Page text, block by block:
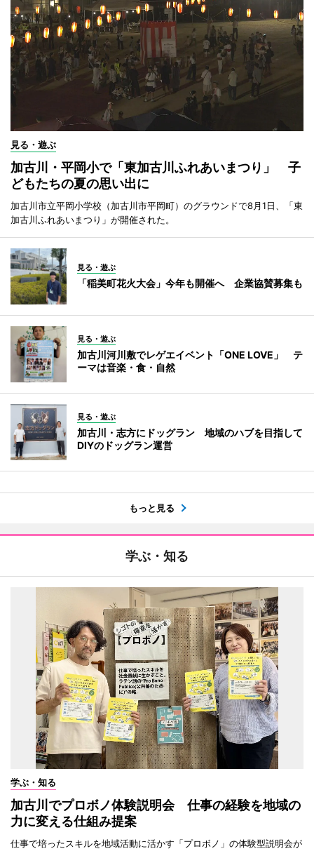
見る・遊ぶ
加古川・平岡小で「東加古川ふれあいまつり」 子
どもたちの夏の思い出に
加古川市立平岡小学校（加古川市平岡町）のグラウンドで8月1日、「東
加古川ふれあいまつり」が開催された。
見る・遊ぶ
「稲美町花火大会」今年も開催へ 企業協賛募集も
見る・遊ぶ
加古川河川敷でレゲエイベント「ONE LOVE」 テ
ーマは音楽・食・自然
見る・遊ぶ
加古川・志方にドッグラン 地域のハブを目指して
DIYのドッグラン運営
もっと見る
学ぶ・知る
学ぶ・知る
加古川でプロボノ体験説明会 仕事の経験を地域の
力に変える仕組み提案
仕事で培ったスキルを地域活動に活かす「プロボノ」の体験型説明会が